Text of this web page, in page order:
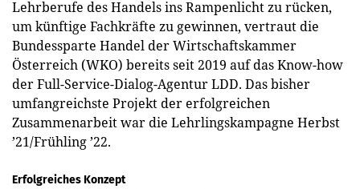
Lehrberufe des Handels ins Rampenlicht zu rücken,
um künftige Fachkräfte zu gewinnen, vertraut die
Bundessparte Handel der Wirtschaftskammer
Österreich (WKO) bereits seit 2019 auf das Know-how
der Full-Service-Dialog-Agentur LDD. Das bisher
umfangreichste Projekt der erfolgreichen
Zusammenarbeit war die Lehrlingskampagne Herbst
’21/Frühling ’22.
Erfolgreiches Konzept